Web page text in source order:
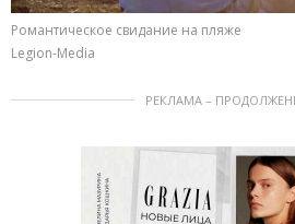
Романтическое свидание на пляже
Legion-Media
РЕКЛАМА –